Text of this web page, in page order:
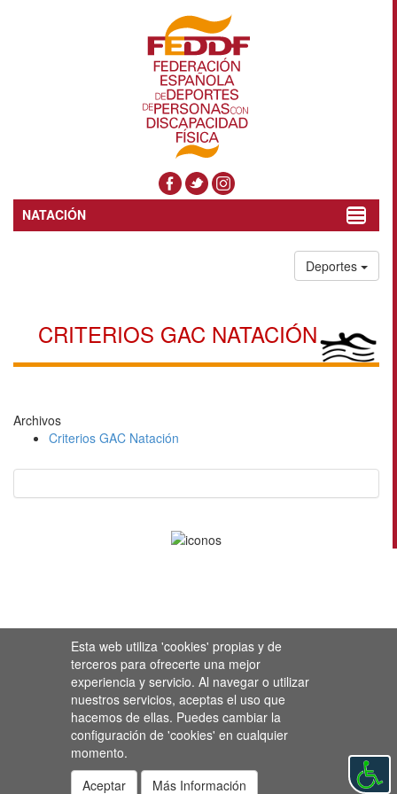
Esta web utiliza 'cookies' propias y de
terceros para ofrecerte una mejor
experiencia y servicio. Al navegar o utilizar
nuestros servicios, aceptas el uso que
hacemos de ellas. Puedes cambiar la
configuración de 'cookies' en cualquier
momento.
Aceptar
Más Información
NATACIÓN
Toggle
Deportes
CRITERIOS GAC NATACIÓN
Archivos
Criterios GAC Natación